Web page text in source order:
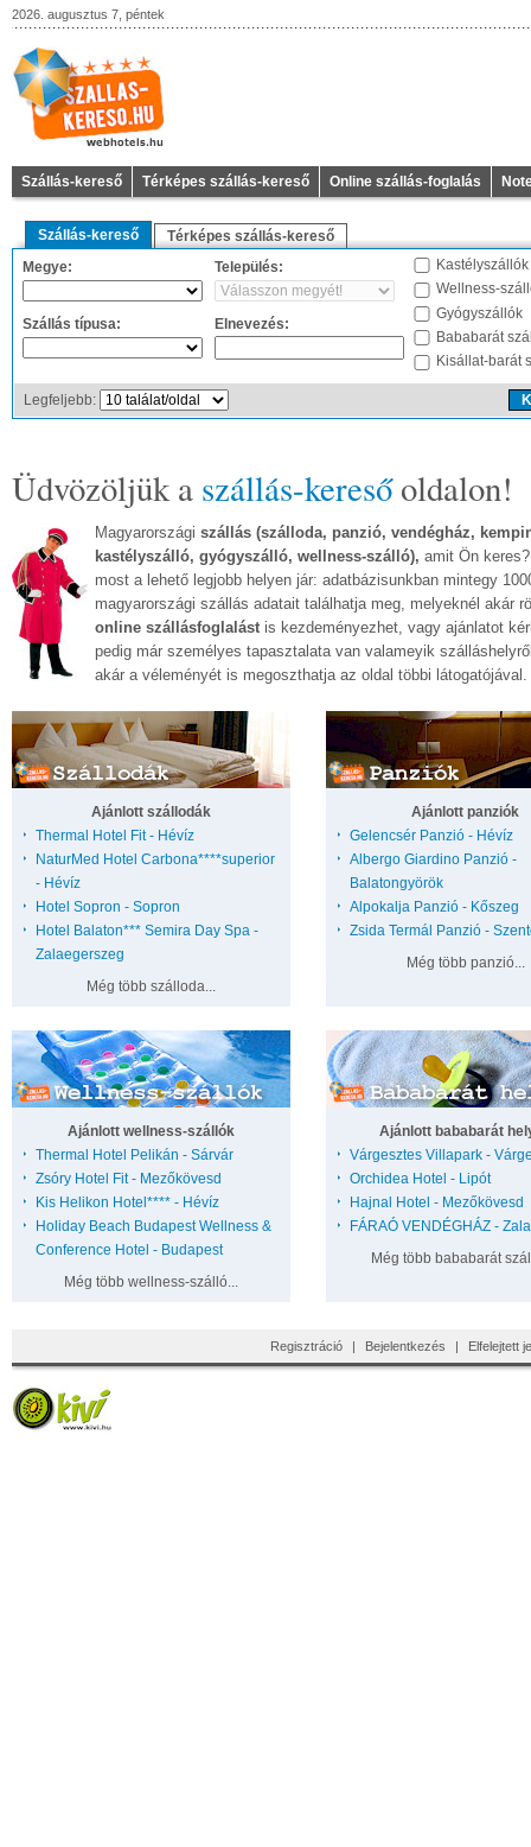
2026. augusztus 7, péntek
Szállás-kereső Térképes szállás-kereső Online szállás-foglalás
Szállás-kereső
Térképes szállás-kereső
Megye:
Település:
Szállás típusa: Elnevezés:
Kastélyszállók
Wellness-
Gyógyszállók
Bababarát
Kisállat-barát
Legfeljebb:
Üdvözöljük a szállás-keresőoldalon!
Magyarországi szállás (szálloda, panzió, vendégház,
kastélyszálló, gyógyszálló, wellness-szálló), amit Ön
most a lehető legjobb helyen jár: adatbázisunkban mintegy
magyarországi szállás adatait találhatja meg, melyeknél akár
online szállásfoglalást is kezdeményezhet, vagy ajánlatot
pedig már személyes tapasztalata van valameyik
akár a véleményét is megoszthatja az oldal többi látogatójával.
Ajánlott szállodák
Thermal Hotel Fit - Hévíz
NaturMed Hotel Carbona****superior
- Hévíz
Hotel Sopron - Sopron
Hotel Balaton*** Semira Day Spa -
Zalaegerszeg
Még több szálloda...
Ajánlott panziók
Gelencsér Panzió - Hévíz
Albergo Giardino Panzió -
Balatongyörök
Alpokalja Panzió - Kőszeg
Zsida Termál Panzió -
Még több panzió...
Ajánlott wellness-szállók
Thermal Hotel Pelikán - Sárvár
Zsóry Hotel Fit - Mezőkövesd
Kis Helikon Hotel**** - Hévíz
Holiday Beach Budapest Wellness &
Conference Hotel - Budapest
Még több wellness-szálló...
Ajánlott bababarát
Várgesztes Villapark -
Orchidea Hotel - Lipót
Hajnal Hotel - Mezőkövesd
FÁRAÓ VENDÉGHÁZ -
Még több bababarát
Regisztráció | Bejelentkezés | Elfelejtett